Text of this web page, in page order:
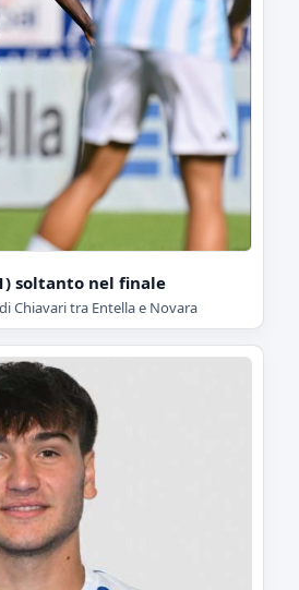
soltanto nel finale
Chiavari tra Entella e Novara